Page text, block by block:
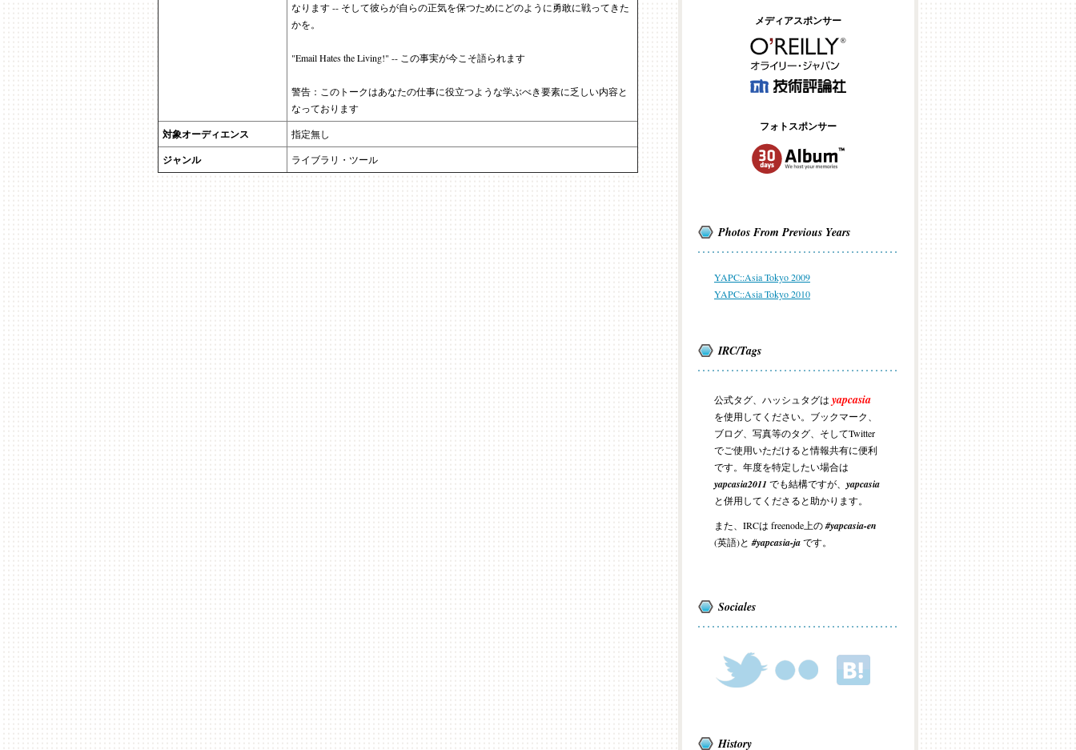
なります -- そして彼らが自らの正気を保つためにどのように勇敢に戦ってきた
かを。
"Email Hates the Living!" -- この事実が今こそ語られます
警告：このトークはあなたの仕事に役立つような学ぶべき要素に乏しい内容と
なっております
対象オーディエンス 指定無し
ジャンル ライブラリ・ツール
メディアスポンサー
フォトスポンサー
Photos From Previous Years
YAPC::Asia Tokyo 2009
YAPC::Asia Tokyo 2010
IRC/Tags
公式タグ、ハッシュタグは yapcasia
を使用してください。ブックマーク、
ブログ、写真等のタグ、そしてTwitter
でご使用いただけると情報共有に便利
です。年度を特定したい場合は
yapcasia2011 でも結構ですが、 yapcasia
と併用してくださると助かります。
また、IRCは freenode上の#yapcasia-en
(英語)と#yapcasia-jaです。
Sociales
History